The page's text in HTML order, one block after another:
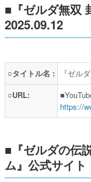
■『ゼルダ無双
2025.09.12
○タイトル名 :
『ゼル
○URL:
https://
■『ゼルダの伝
ム』公式サイト